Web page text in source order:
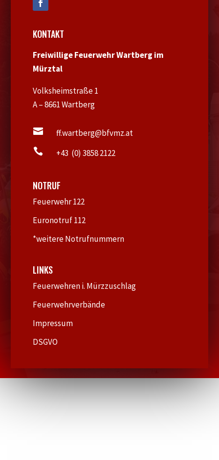
KONTAKT
Freiwillige Feuerwehr Wartberg im
Mürztal
Volksheimstraße 1
A – 8661 Wartberg
 ff.wartberg@bfvmz.at
 +43 (0) 3858 2122
NOTRUF
Feuerwehr 122
Euronotruf 112
*weitere Notrufnummern
LINKS
Feuerwehren i. Mürzzuschlag
Feuerwehrverbände
Impressum
DSGVO